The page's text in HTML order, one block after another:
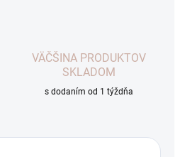
VÄČŠINA PRODUKTOV
SKLADOM
s dodaním od 1 týždňa